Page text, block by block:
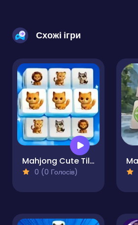
Схожі ігри
Mahjong Cute Tiles
0 (0 Голосів)